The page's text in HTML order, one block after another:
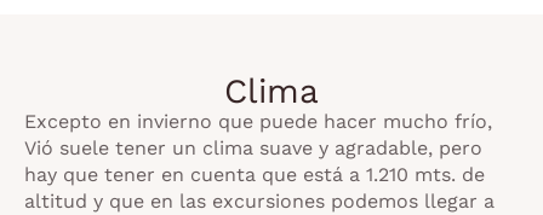
Clima
Excepto en invierno que puede hacer mucho frío,
Vió suele tener un clima suave y agradable, pero
hay que tener en cuenta que está a 1.210 mts. de
altitud y que en las excursiones podemos llegar a